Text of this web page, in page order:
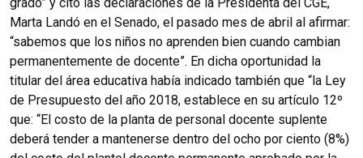
grado” y citó las declaraciones de la Presidenta del CGE,
Marta Landó en el Senado, el pasado mes de abril al afirmar:
“sabemos que los niños no aprenden bien cuando cambian
permanentemente de docente”. En dicha oportunidad la
titular del área educativa había indicado también que “la Ley
de Presupuesto del año 2018, establece en su artículo 12º
que: “El costo de la planta de personal docente suplente
deberá tender a mantenerse dentro del ocho por ciento (8%)